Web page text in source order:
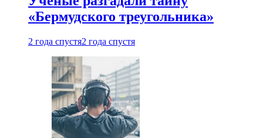
«Бермудского треугольника»
2 года спустя2 года спустя